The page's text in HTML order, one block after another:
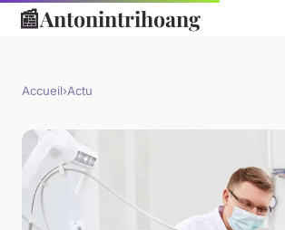
📰Antonintrihoang
Accueil›Actu